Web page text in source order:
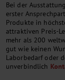
Bei der
erster
Produkte in
attraktiven Preis-
mehr als 200
gut wie keinen
Laborbedarf oder
unverbindlich